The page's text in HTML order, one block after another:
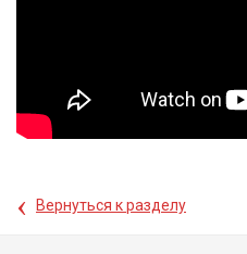
‹ Вернуться к разделу